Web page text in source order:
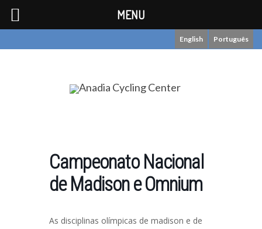
English Português
Campeonato Nacional
de Madison e Omnium
As disciplinas olímpicas de madison e de
MENU